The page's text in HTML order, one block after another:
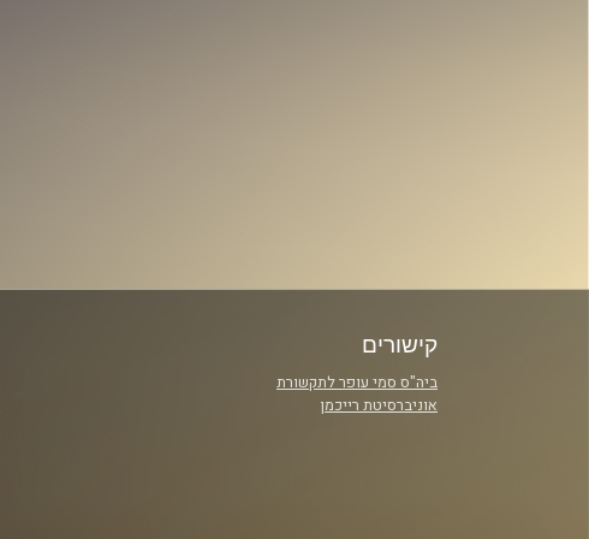
קישורים
ביה"ס סמי עופר לתקשורת
אוניברסיטת רייכמן